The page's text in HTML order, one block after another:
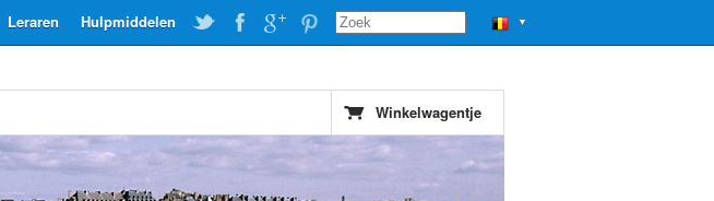
▼
Hulpmiddelen
Leraren
Winkelwagentje